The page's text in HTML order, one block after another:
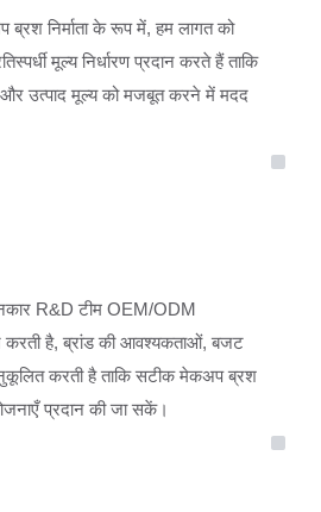
ब्रश निर्माता के रूप में, हम लागत को
मूल्य निर्धारण प्रदान करते हैं ताकि
और उत्पाद मूल्य को मजबूत करने में मदद
R&D टीम OEM/ODM
है, ब्रांड की आवश्यकताओं, बजट
करती है ताकि सटीक मेकअप ब्रश
प्रदान की जा सकें।